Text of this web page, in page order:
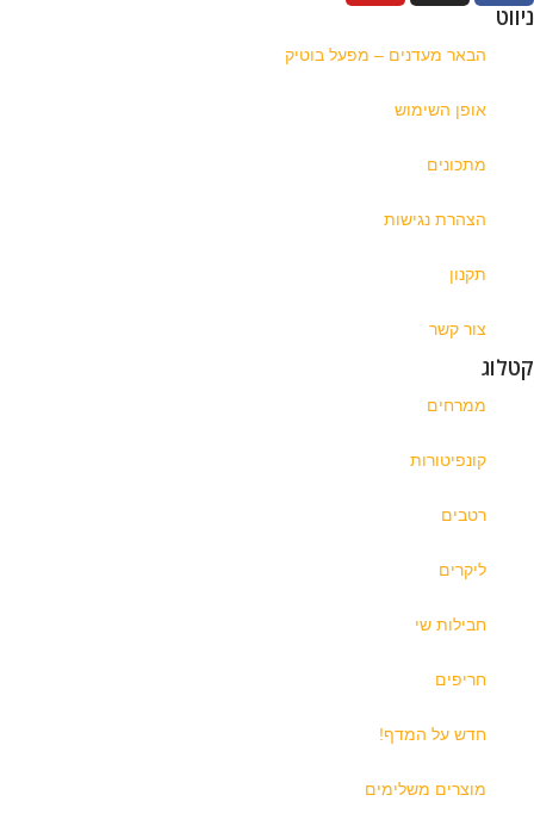
ניווט
הבאר מעדנים – מפעל בוטיק
אופן השימוש
מתכונים
הצהרת נגישות
תקנון
צור קשר
קטלוג
ממרחים
קונפיטורות
רטבים
ליקרים
חבילות שי
חריפים
חדש על המדף!
מוצרים משלימים